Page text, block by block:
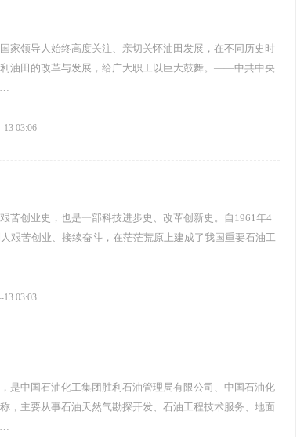
家领导人始终高度关注、亲切关怀油田发展，在不同历史时
油田的改革与发展，给广大职工以巨大鼓舞。——中共中央
13 03:06
苦创业史，也是一部科技进步史、改革创新史。自1961年4
艰苦创业、接续奋斗，在茫茫荒原上建成了我国重要石油工
13 03:03
是中国石油化工集团胜利石油管理局有限公司、中国石油化
，主要从事石油天然气勘探开发、石油工程技术服务、地面